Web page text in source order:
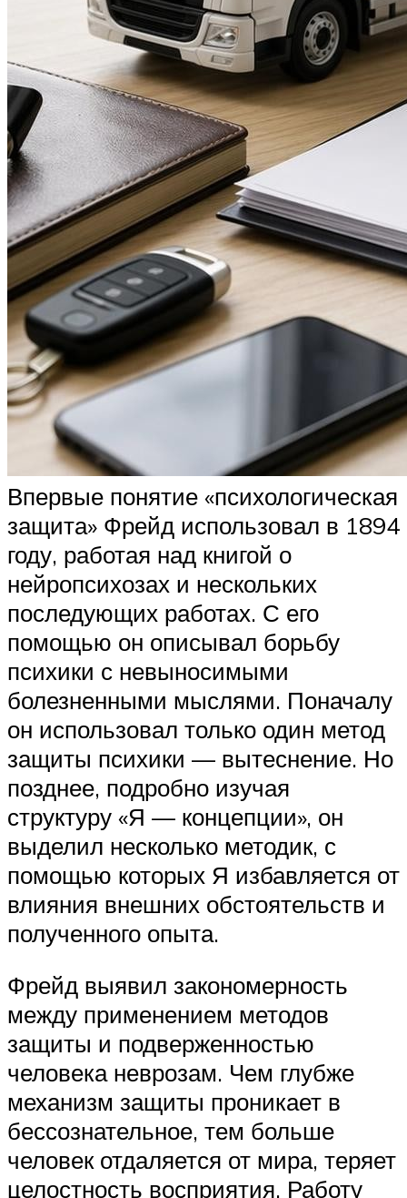
Впервые понятие «психологическая
защита» Фрейд использовал в 1894
году, работая над книгой о
нейропсихозах и нескольких
последующих работах. С его
помощью он описывал борьбу
психики с невыносимыми
болезненными мыслями. Поначалу
он использовал только один метод
защиты психики — вытеснение. Но
позднее, подробно изучая
структуру «Я — концепции», он
выделил несколько методик, с
помощью которых Я избавляется от
влияния внешних обстоятельств и
полученного опыта.
Фрейд выявил закономерность
между применением методов
защиты и подверженностью
человека неврозам. Чем глубже
механизм защиты проникает в
бессознательное, тем больше
человек отдаляется от мира, теряет
целостность восприятия. Работу